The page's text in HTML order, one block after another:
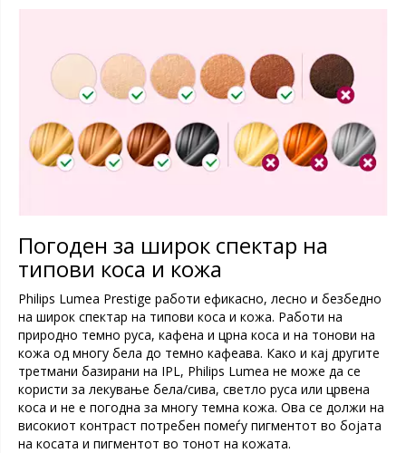
Погоден за широк спектар на
типови коса и кожа
Philips Lumea Prestige работи ефикасно, лесно и безбедно
на широк спектар на типови коса и кожа. Работи на
природно темно руса, кафена и црна коса и на тонови на
кожа од многу бела до темно кафеава. Како и кај другите
третмани базирани на IPL, Philips Lumea не може да се
користи за лекување бела/сива, светло руса или црвена
коса и не е погодна за многу темна кожа. Ова се должи на
високиот контраст потребен помеѓу пигментот во бојата
на косата и пигментот во тонот на кожата.